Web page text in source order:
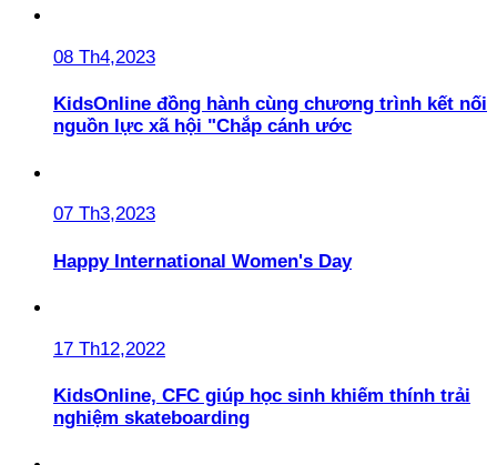
08 Th4,2023
KidsOnline đồng hành cùng chương trình kết nối
nguồn lực xã hội "Chắp cánh ước
07 Th3,2023
Happy International Women's Day
17 Th12,2022
KidsOnline, CFC giúp học sinh khiếm thính trải
nghiệm skateboarding